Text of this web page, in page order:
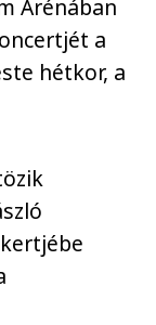
Arénában
a
hétkor, a